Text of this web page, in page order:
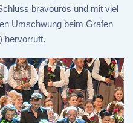
bravourös und mit viel
Umschwung beim Grafen
hervorruft.